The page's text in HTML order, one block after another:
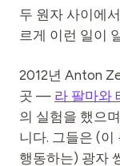
두 원자 사이에
르게 이런 일이
2012년 Anton
곳 — 라 팔마와
의 실험을 했으
니다. 그들은 (
행동하는) 광자